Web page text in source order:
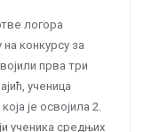
логора
на конкурсу за
прва три
ученица
је освојила 2.
ученика средњих